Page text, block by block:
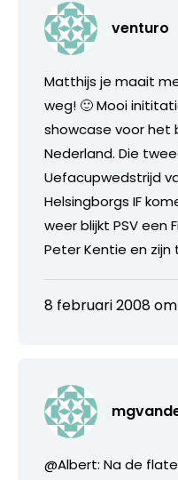
venturo
Matthijs je maait
weg! 🙂 Mooi
showcase voor
Nederland. Die
Uefacupwedstrijd
Helsingborgs IF
weer blijkt PSV een
Peter Kentie en zijn
8 februari 2008
@Albert: Na de